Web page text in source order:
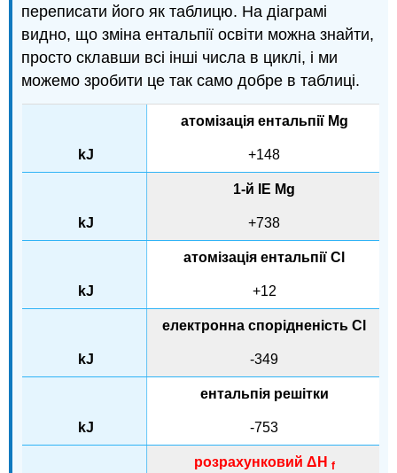
переписати його як таблицю. На діаграмі
видно, що зміна ентальпії освіти можна знайти,
просто склавши всі інші числа в циклі, і ми
можемо зробити це так само добре в таблиці.
атомізація ентальпії Mg
+148
1-й IE Mg
+738
атомізація ентальпії Cl
+12
електронна спорідненість Cl
-349
ентальпія решітки
-753
розрахунковий ΔH f